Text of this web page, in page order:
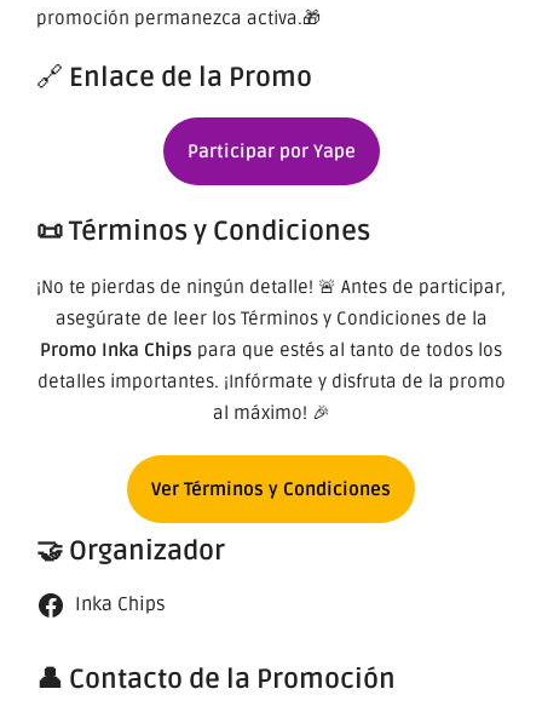
promoción permanezca activa.🎁
🔗 Enlace de la Promo
Participar por Yape
📜 Términos y Condiciones
¡No te pierdas de ningún detalle! 🚨 Antes de participar,
asegúrate de leer los Términos y Condiciones de la
Promo Inka Chips para que estés al tanto de todos los
detalles importantes. ¡Infórmate y disfruta de la promo
al máximo! 🎉
Ver Términos y Condiciones
🤝 Organizador
Inka Chips
👤 Contacto de la Promoción